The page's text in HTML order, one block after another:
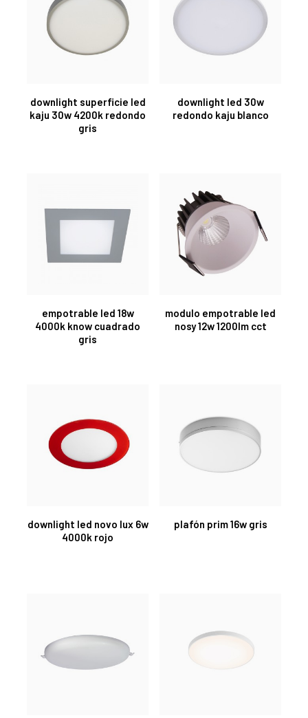
downlight superficie led
kaju 30w 4200k redondo
gris
downlight led 30w
redondo kaju blanco
empotrable led 18w
4000k know cuadrado
gris
modulo empotrable led
nosy 12w 1200lm cct
downlight led novo lux 6w
4000k rojo
plafón prim 16w gris